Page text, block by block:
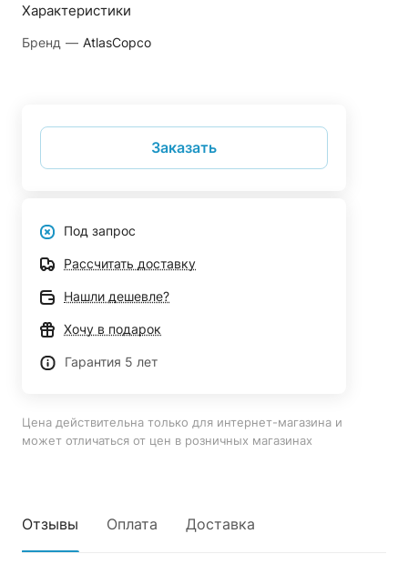
Характеристики
Бренд — AtlasCopco
Заказать
Под запрос
Рассчитать доставку
Нашли дешевле?
Хочу в подарок
Гарантия 5 лет
Цена действительна только для интернет-магазина и
может отличаться от цен в розничных магазинах
Отзывы Оплата Доставка